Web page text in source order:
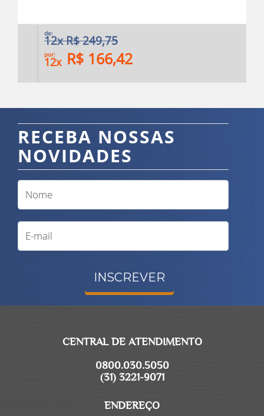
12x R$ 249,75
R$ 166,42
RECEBA NOSSAS
NOVIDADES
INSCREVER
CENTRAL DE ATENDIMENTO
0800.030.5050
(31) 3221-9071
ENDEREÇO